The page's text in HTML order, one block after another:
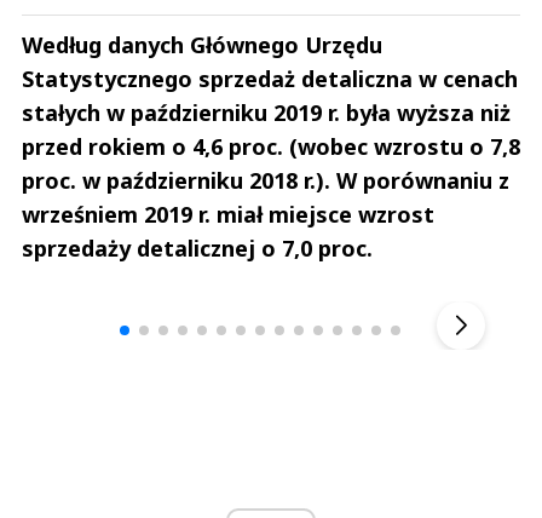
Według danych Głównego Urzędu
Statystycznego sprzedaż detaliczna w cenach
stałych w październiku 2019 r. była wyższa niż
przed rokiem o 4,6 proc. (wobec wzrostu o 7,8
proc. w październiku 2018 r.). W porównaniu z
wrześniem 2019 r. miał miejsce wzrost
sprzedaży detalicznej o 7,0 proc.